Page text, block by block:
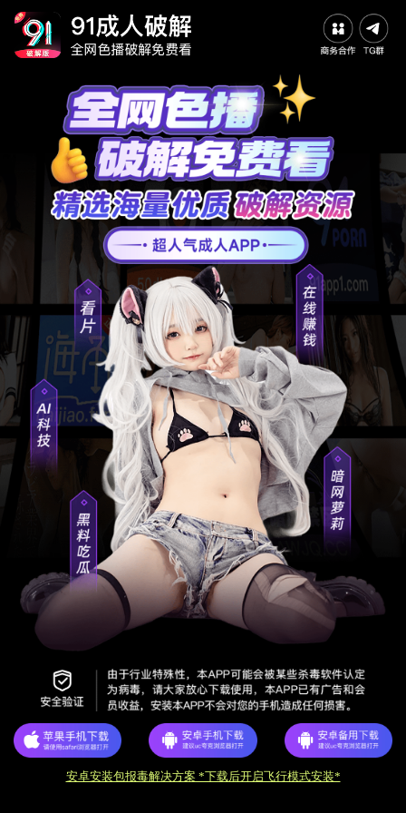
安卓安装包报毒解决方案 *下载后开启飞行模式安装*